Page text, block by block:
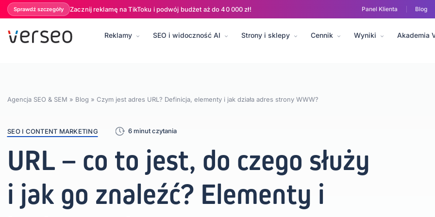
Reklamy SEO i widoczność AI Strony i sklepy Cennik Wyniki Akademia
Sprawdź szczegóły Zacznij reklamę na TikToku i podwój budżet aż do 40 000 zł! Panel Klienta Blog
BLOG: Płatne kampanie (PPC) SEO i Content marketing Social media E-commerce i sprzedaż Analityka i dane Sztuczna
Agencja SEO & SEM » Blog » Czym jest adres URL? Definicja, elementy i jak działa adres strony WWW?
SEO I CONTENT MARKETING 6 minut czytania
URL – co to jest, do czego służy
i jak go znaleźć? Elementy i